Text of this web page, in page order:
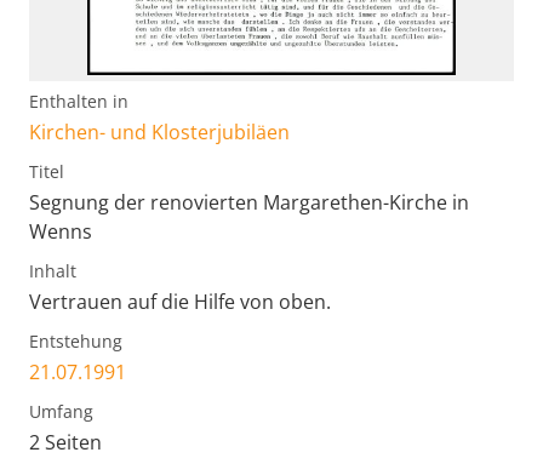
Enthalten in
Kirchen- und Klosterjubiläen
Titel
Segnung der renovierten Margarethen-Kirche in
Wenns
Inhalt
Vertrauen auf die Hilfe von oben.
Entstehung
21.07.1991
Umfang
2 Seiten